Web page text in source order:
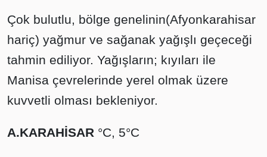
Çok bulutlu, bölge genelinin(Afyonkarahisar
hariç) yağmur ve sağanak yağışlı geçeceği
tahmin ediliyor. Yağışların; kıyıları ile
Manisa çevrelerinde yerel olmak üzere
kuvvetli olması bekleniyor.
A.KARAHİSAR °C, 5°C